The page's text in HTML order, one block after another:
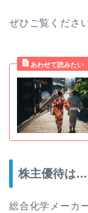
ぜひご覧ください
株主優待は…
総合化学メーカ